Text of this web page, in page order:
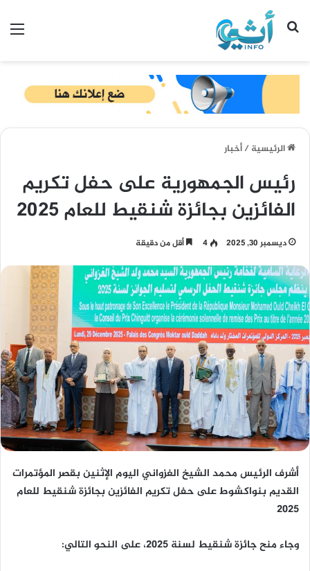
بحث عن
الرئيسية/أخبار
رئيس الجمهورية على حفل تكريم
الفائزين بجائزة شنقيط للعام 2025
ديسمبر 30, 2025 4 أقل من دقيقة
أشرف الرئيس محمد الشيخ الغزواني اليوم الإثنين بقصر المؤتمرات
القديم بنواكشوط على حفل تكريم الفائزين بجائزة شنقيط للعام
2025
وجاء منح جائزة شنقيط لسنة 2025، على النحو التالي: